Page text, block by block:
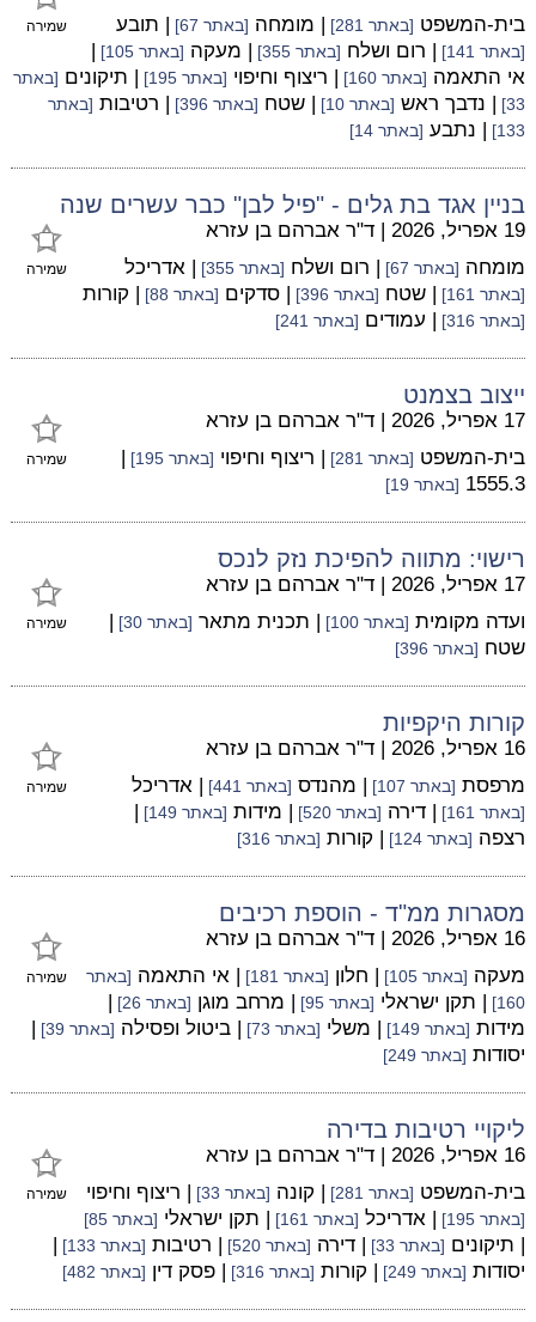
שמירה בית-המשפט [באתר 281] | מומחה [באתר 67] | תובע
[באתר 141] | רום ושלח [באתר 355] | מעקה [באתר 105]
|
אי התאמה [באתר 160] | ריצוף וחיפוי [באתר 195] | תיקונים [באתר
33]
| נדבך ראש [באתר 10] | שטח [באתר 396] | רטיבות [באתר
133]
| נתבע [באתר 14]
בניין אגד בת גלים - "פיל לבן" כבר עשרים שנה
שמירה
19 אפריל, 2026 | ד"ר אברהם בן עזרא
מומחה [באתר 67] | רום ושלח [באתר 355] | אדריכל
[באתר 161] | שטח [באתר 396] | סדקים [באתר 88] | קורות
[באתר 316] | עמודים [באתר 241]
ייצוב בצמנט
שמירה
17 אפריל, 2026 | ד"ר אברהם בן עזרא
בית-המשפט [באתר 281] | ריצוף וחיפוי [באתר 195]
|
1555.3 [באתר 19]
רישוי: מתווה להפיכת נזק לנכס
שמירה
17 אפריל, 2026 | ד"ר אברהם בן עזרא
ועדה מקומית [באתר 100] | תכנית מתאר [באתר 30]
|
שטח [באתר 396]
קורות היקפיות
שמירה
16 אפריל, 2026 | ד"ר אברהם בן עזרא
מרפסת [באתר 107] | מהנדס [באתר 441] | אדריכל
[באתר 161] | דירה [באתר 520] | מידות [באתר 149]
|
רצפה [באתר 124] | קורות [באתר 316]
מסגרות ממ"ד - הוספת רכיבים
שמירה
16 אפריל, 2026 | ד"ר אברהם בן עזרא
מעקה [באתר 105] | חלון [באתר 181] | אי התאמה [באתר
160]
| תקן ישראלי [באתר 95] | מרחב מוגן [באתר 26]
|
מידות [באתר 149] | משלי [באתר 73] | ביטול ופסילה [באתר 39]
|
יסודות [באתר 249]
ליקויי רטיבות בדירה
שמירה
16 אפריל, 2026 | ד"ר אברהם בן עזרא
בית-המשפט [באתר 281] | קונה [באתר 33] | ריצוף וחיפוי
[באתר 195] | אדריכל [באתר 161] | תקן ישראלי [באתר 85]
| תיקונים [באתר 33] | דירה [באתר 520] | רטיבות [באתר 133]
|
יסודות [באתר 249] | קורות [באתר 316] | פסק דין [באתר 482]